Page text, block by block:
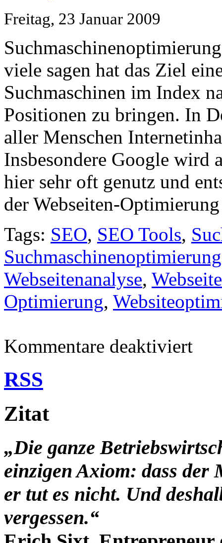
Freitag, 23 Januar 2009
viele sagen hat das Ziel
Suchmaschinen im Index
Positionen zu bringen. In
aller Menschen
Insbesondere Google wird
hier sehr oft genutz und
der Webseiten-
Tags: SEO, SEO Tools,
Suchmaschinenoptimierung
Webseitenanalyse,
Optimierung,
Kommentare deaktiviert
RSS
Zitat
„Die ganze
einzigen Axiom: dass der
er tut es nicht. Und
vergessen.“